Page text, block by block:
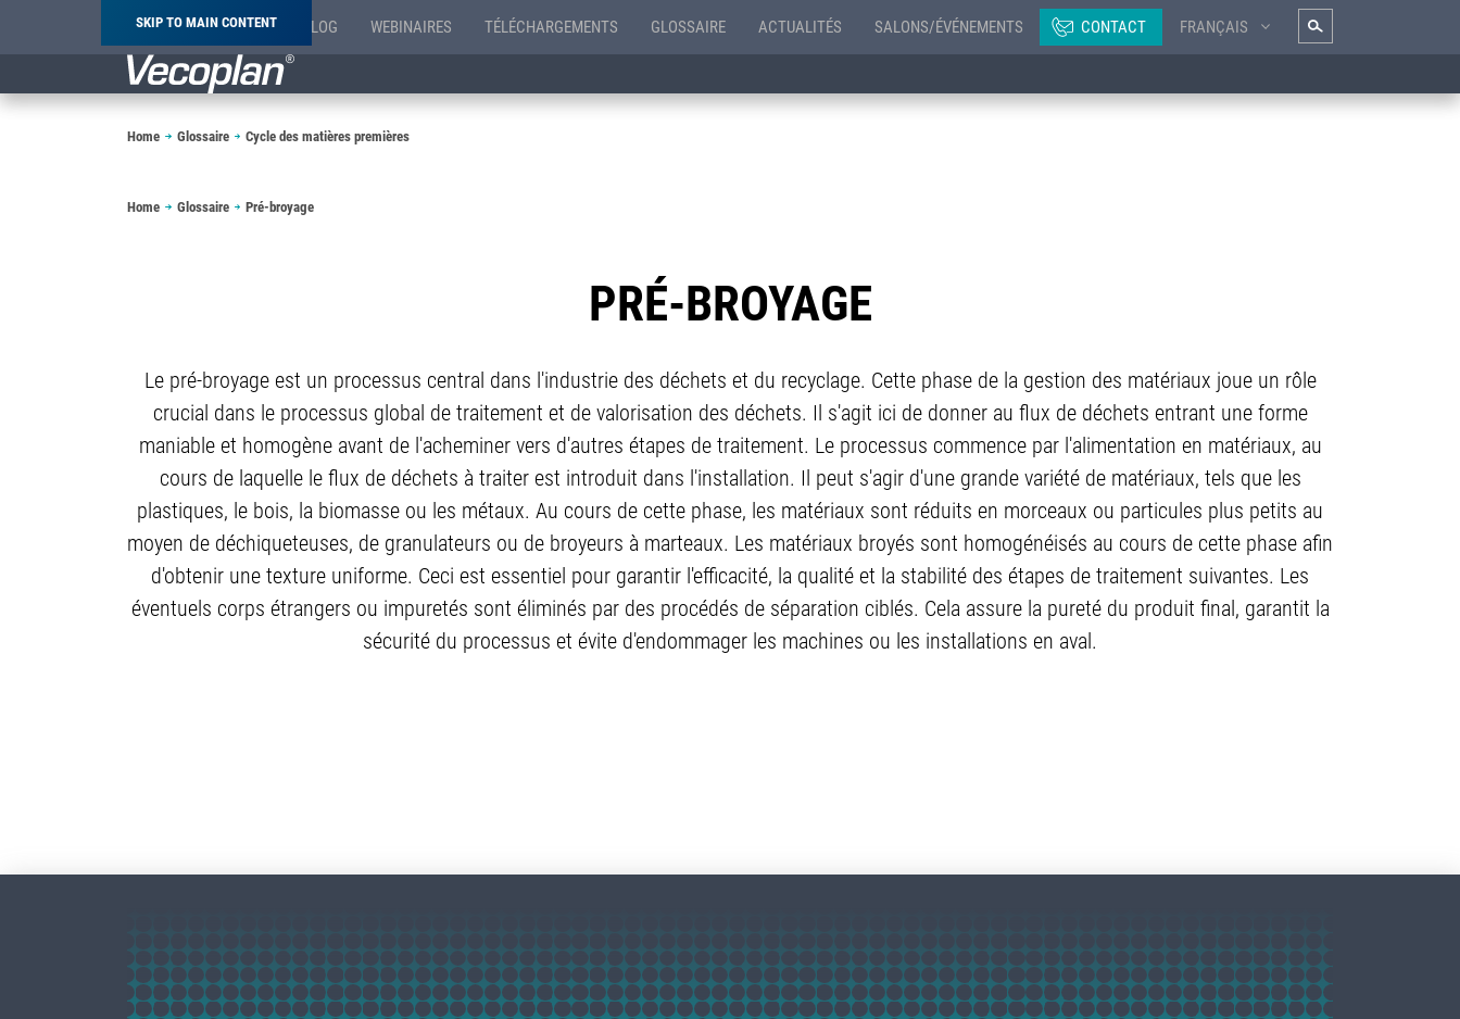
SKIP TO MAIN CONTENT BLOG WEBINAIRES TÉLÉCHARGEMENTS GLOSSAIRE ACTUALITÉS SALONS/ÉVÉNEMENTS CONTACT FRANÇAIS
Breadcrumb
Home Glossaire Cycle des matières premières
Breadcrumb
Home Glossaire Pré-broyage
PRÉ-BROYAGE
Le pré-broyage est un processus central dans l'industrie des déchets et du recyclage. Cette phase de la gestion des matériaux joue un rôle
crucial dans le processus global de traitement et de valorisation des déchets. Il s'agit ici de donner au flux de déchets entrant une forme
maniable et homogène avant de l'acheminer vers d'autres étapes de traitement. Le processus commence par l'alimentation en matériaux, au
cours de laquelle le flux de déchets à traiter est introduit dans l'installation. Il peut s'agir d'une grande variété de matériaux, tels que les
plastiques, le bois, la biomasse ou les métaux. Au cours de cette phase, les matériaux sont réduits en morceaux ou particules plus petits au
moyen de déchiqueteuses, de granulateurs ou de broyeurs à marteaux. Les matériaux broyés sont homogénéisés au cours de cette phase afin
d'obtenir une texture uniforme. Ceci est essentiel pour garantir l'efficacité, la qualité et la stabilité des étapes de traitement suivantes. Les
éventuels corps étrangers ou impuretés sont éliminés par des procédés de séparation ciblés. Cela assure la pureté du produit final, garantit la
sécurité du processus et évite d'endommager les machines ou les installations en aval.